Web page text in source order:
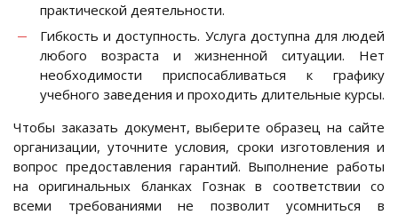
практической деятельности.
Гибкость и доступность. Услуга доступна для людей
любого возраста и жизненной ситуации. Нет
необходимости приспосабливаться к графику
учебного заведения и проходить длительные курсы.
Чтобы заказать документ, выберите образец на сайте
организации, уточните условия, сроки изготовления и
вопрос предоставления гарантий. Выполнение работы
на оригинальных бланках Гознак в соответствии со
всеми требованиями не позволит усомниться в